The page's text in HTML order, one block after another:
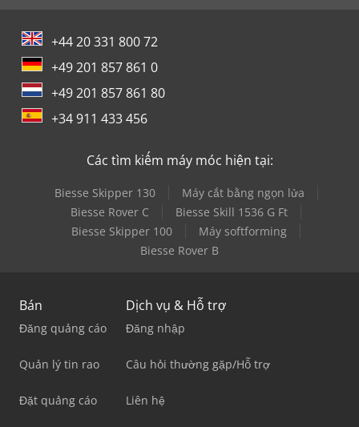
+44 20 331 800 72
+49 201 857 861 0
+49 201 857 861 80
+34 911 433 456
Các tìm kiếm máy móc hiện tại:
Biesse Skipper 130
Máy cắt bằng ngọn lửa
Biesse Rover C
Biesse Skill 1536 G Ft
Biesse Skipper 100
Máy softforming
Biesse Rover B
Bán
Đăng quảng cáo
Quản lý tin rao
Đặt quảng cáo
Dịch vụ & Hỗ trợ
Đăng nhập
Câu hỏi thường gặp/Hỗ trợ
Liên hệ